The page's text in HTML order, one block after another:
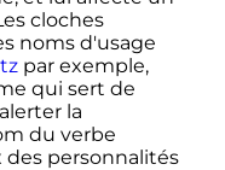
cloches
noms d'usage
par exemple,
qui sert de
la
du verbe
des personnalités